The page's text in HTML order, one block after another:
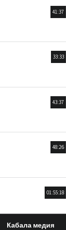
41:37
33:33
43:37
48:26
01:55:18
Кабала медия